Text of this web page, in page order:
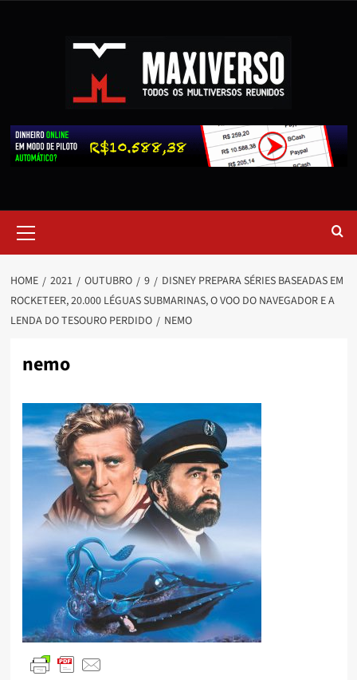
HOME 2021 OUTUBRO 9
DISNEY PREPARA SÉRIES BASEADAS EM
ROCKETEER, 20.000 LÉGUAS SUBMARINAS, O VOO DO NAVEGADOR E A
LENDA DO TESOURO PERDIDO
NEMO
nemo